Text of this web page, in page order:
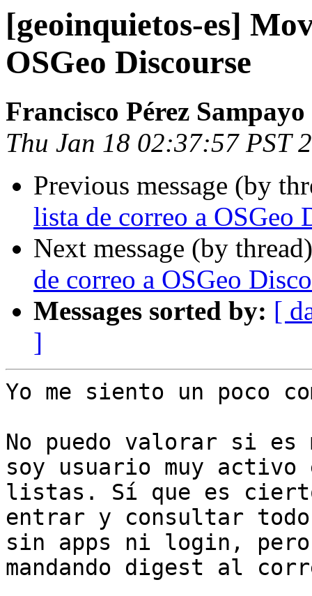
[geoinquietos-es]
OSGeo Discourse
Francisco Pérez Sampayo
Thu Jan 18 02:37:57 PST
Previous message (by
lista de correo a OSGeo
Next message (by
de correo a OSGeo
Messages sorted by: [
]
Yo me siento un poco
No puedo valorar si es
soy usuario muy activo
listas. Sí que es cierto
entrar y consultar todo
sin apps ni login,
mandando digest al